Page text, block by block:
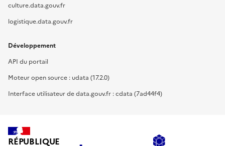
culture.data.gouv.fr
logistique.data.gouv.fr
Développement
API du portail
Moteur open source : udata (17.2.0)
Interface utilisateur de data.gouv.fr : cdata (7ad44f4)
RÉPUBLIQUE